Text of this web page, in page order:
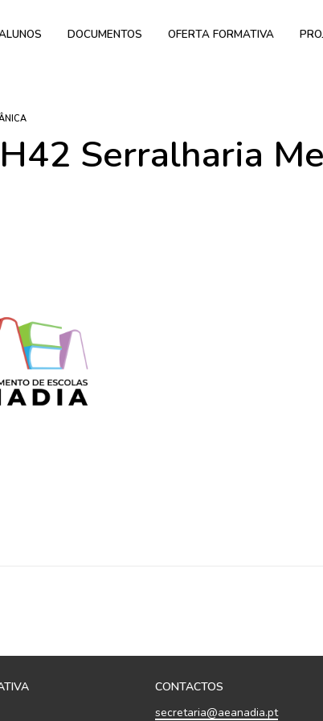
DOCUMENTOS OFERTA FORMATIVA
Serralharia
CONTACTOS
secretaria@aeanadia.pt